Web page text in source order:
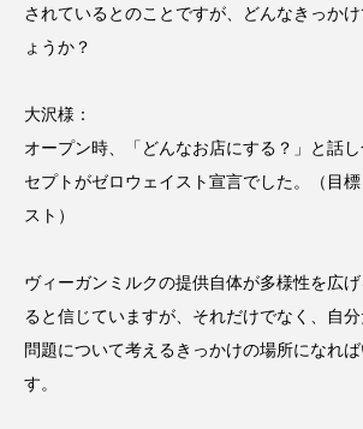
されているとのことですが、どんなきっか
ょうか？
大沢様：
オープン時、「どんなお店にする？」と話
セプトがゼロウェイスト宣言でした。（目
スト）
ヴィーガンミルクの提供自体が多様性を広
ると信じていますが、それだけでなく、自
問題について考えるきっかけの場所になれ
す。